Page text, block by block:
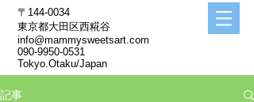
〒144-0034
東京都大田区西糀谷
info@mammysweetsart.com
090-9950-0531
Tokyo.Otaku/Japan
記事